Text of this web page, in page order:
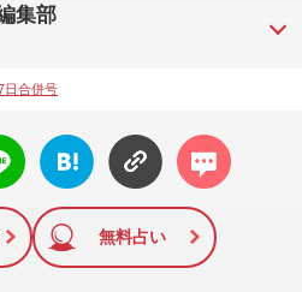
集部
感動ドキュメント、美容・健
“義母”が抱える400万円超の“借金
この一報から約2か月後、宮内庁
2018年の「編集者が選ぶ雑誌ジ
した。毎週火曜日発売。
日合併号
はてな
ブック
に追加
コメン
ト
無料占い